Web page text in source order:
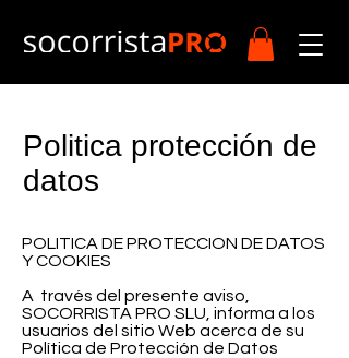
Politica protección de
datos
POLITICA DE PROTECCION DE DATOS
Y COOKIES
A través del presente aviso,
SOCORRISTA PRO SLU, informa a los
usuarios del sitio Web acerca de su
Política de Protección de Datos